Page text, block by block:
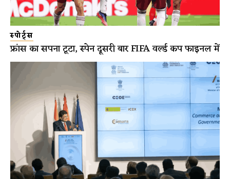
स्पोर्ट्स
फ्रांस का सपना टूटा, स्पेन दूसरी बार FIFA वर्ल्ड कप फाइनल में